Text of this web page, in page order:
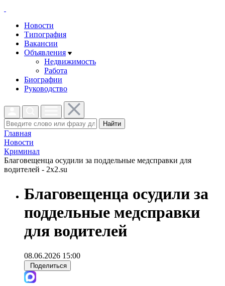
Новости
Типография
Вакансии
Объявления
Недвижимость
Работа
Биографии
Руководство
Найти
Главная
Новости
Криминал
Благовещенца осудили за поддельные медсправки для
водителей - 2x2.su
Благовещенца осудили за
поддельные медсправки
для водителей
08.06.2026 15:00
Поделиться